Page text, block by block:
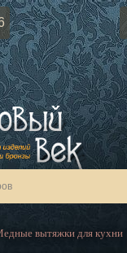
вытяжки для кухни